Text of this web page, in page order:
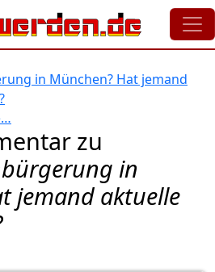
in München? Hat jemand
zu
in
jemand aktuelle